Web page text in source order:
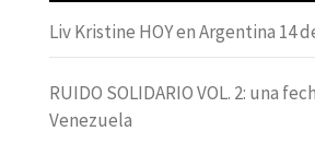
Liv Kristine HOY en Argentina 14
RUIDO SOLIDARIO VOL. 2: una
Venezuela